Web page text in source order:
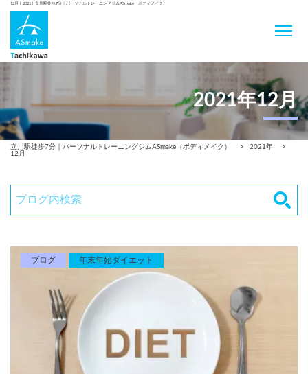
12月 | 2021 | 立川駅徒歩7分｜パーソナルトレーニングジムASmake（ボディメイク）
2021年12月
立川駅徒歩7分｜パーソナルトレーニングジムASmake（ボディメイク） > 2021年
>
12月
ブログ 年末年始ダイエット